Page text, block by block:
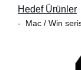
Hedef Ürünler
- Mac / Win